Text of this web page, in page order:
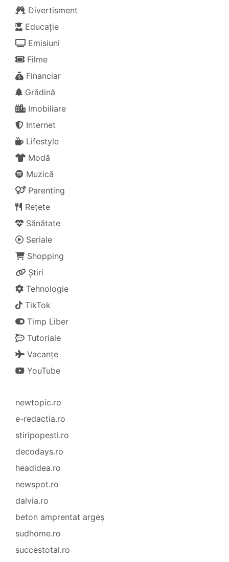
Divertisment
Educație
Emisiuni
Filme
Financiar
Grădină
Imobiliare
Internet
Lifestyle
Modă
Muzică
Parenting
Rețete
Sănătate
Seriale
Shopping
Știri
Tehnologie
TikTok
Timp Liber
Tutoriale
Vacanțe
YouTube
newtopic.ro
e-redactia.ro
stiripopesti.ro
decodays.ro
headidea.ro
newspot.ro
dalvia.ro
beton amprentat argeș
sudhome.ro
succestotal.ro